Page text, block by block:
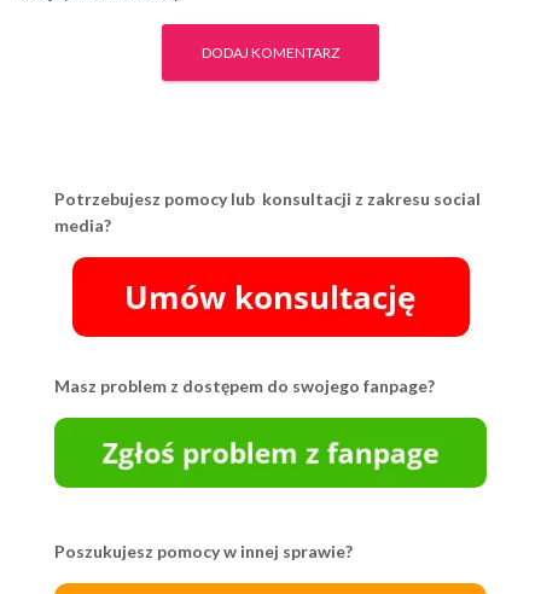
Potrzebujesz pomocy lub konsultacji z zakresu social
media?
Masz problem z dostępem do swojego fanpage?
Poszukujesz pomocy w innej sprawie?